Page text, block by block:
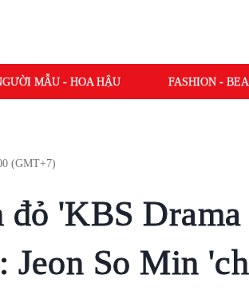
MẪU - HOA HẬU FASHION -
(GMT+7)
đỏ 'KBS Drama
Jeon So Min